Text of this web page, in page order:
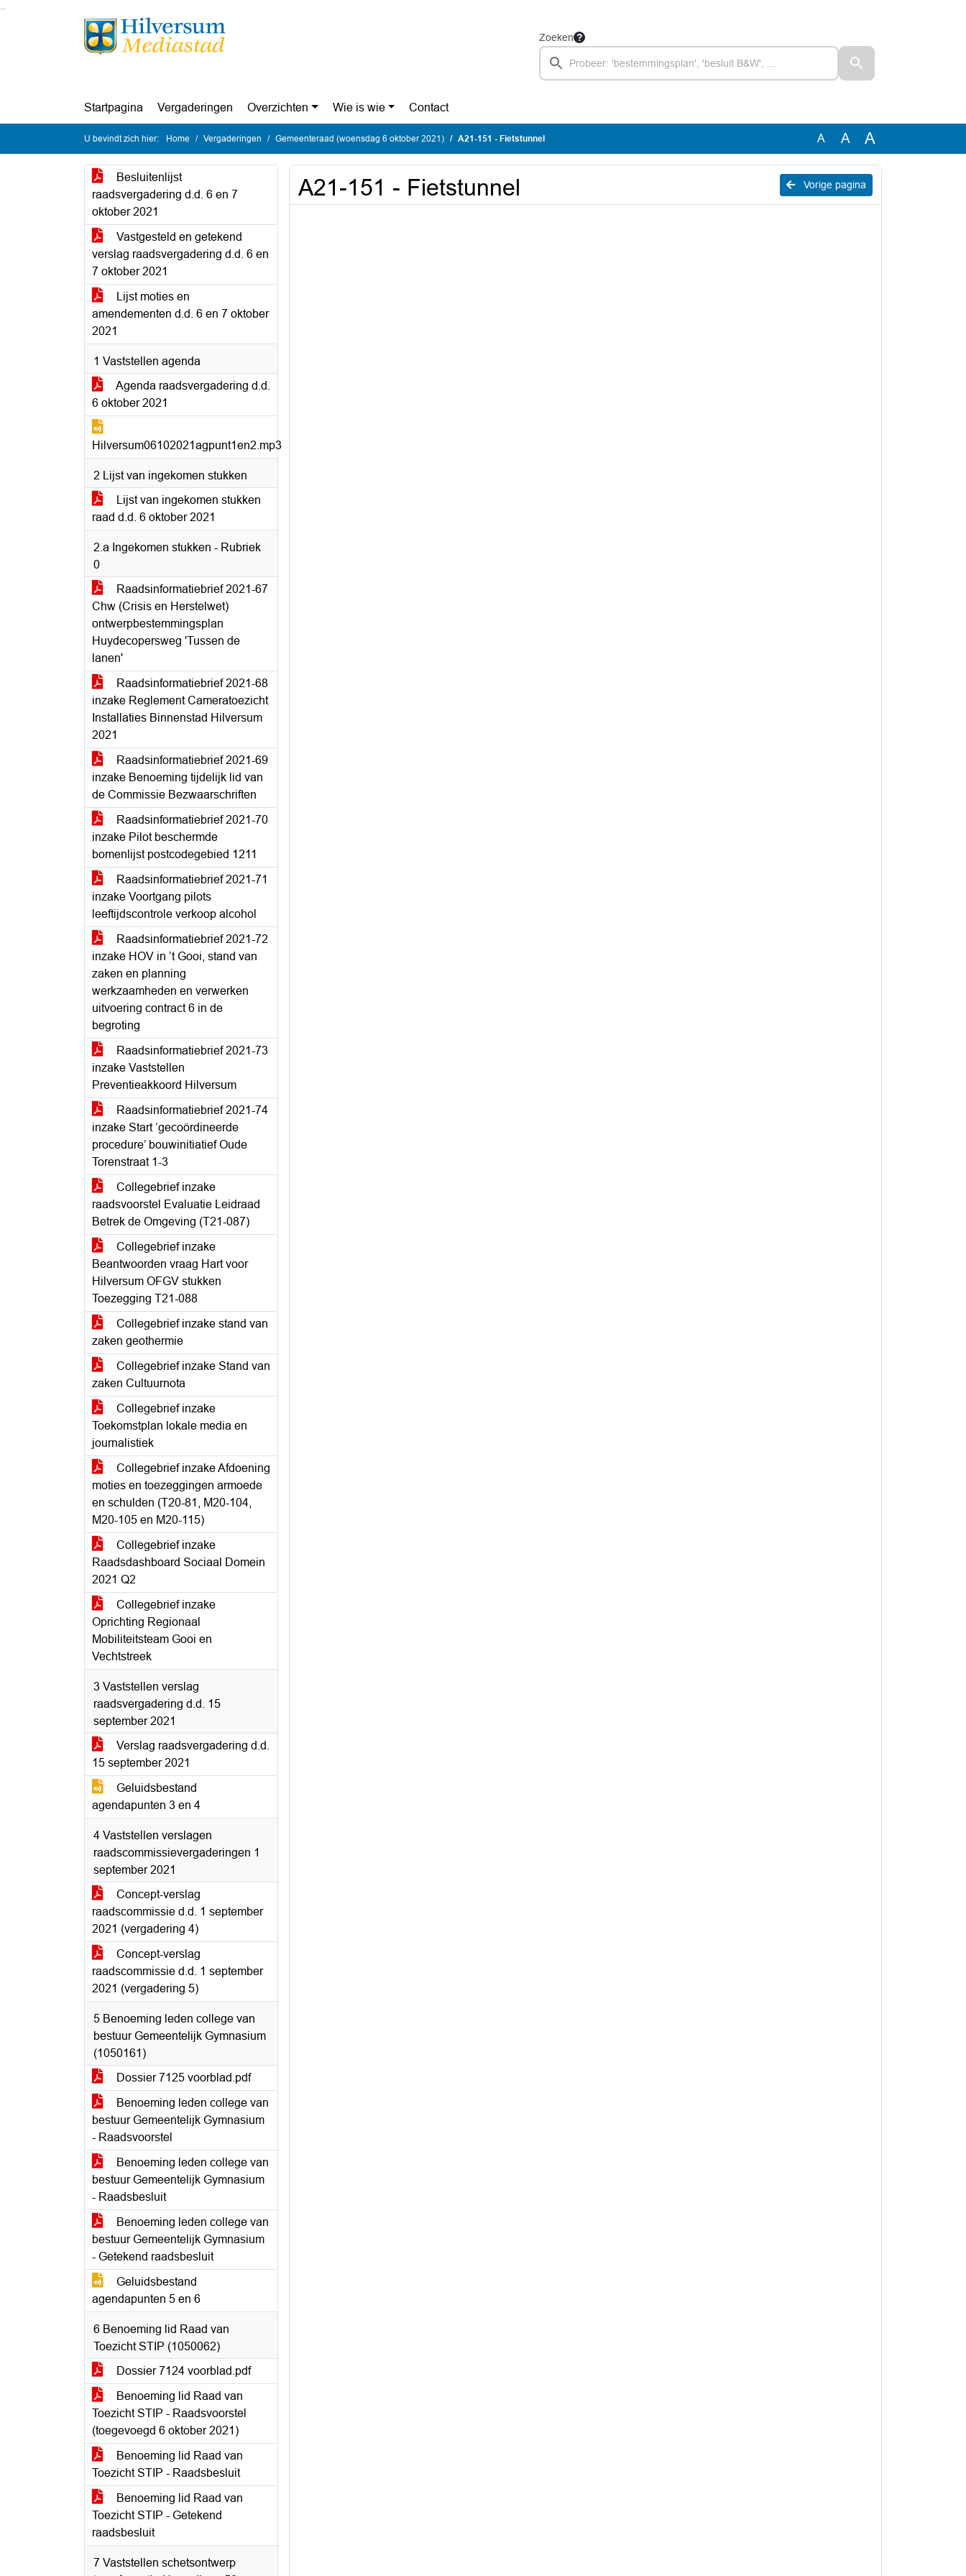
Ga naar de inhoud van deze pagina
Ga naar het zoeken
Ga naar het menu
Zoeken
Startpagina Vergaderingen Overzichten Wie is wie Contact
U bevindt zich hier: Home Vergaderingen Gemeenteraad (woensdag 6 oktober 2021) A21-151 - Fietstunnel A A A
Besluitenlijst
raadsvergadering d.d. 6 en 7
oktober 2021
Vastgesteld en getekend
verslag raadsvergadering d.d. 6 en
7 oktober 2021
Lijst moties en
amendementen d.d. 6 en 7 oktober
2021
1 Vaststellen agenda
Agenda raadsvergadering d.d.
6 oktober 2021
Hilversum06102021agpunt1en2.mp3
2 Lijst van ingekomen stukken
Lijst van ingekomen stukken
raad d.d. 6 oktober 2021
2.a Ingekomen stukken - Rubriek
0
Raadsinformatiebrief 2021-67
Chw (Crisis en Herstelwet)
ontwerpbestemmingsplan
Huydecopersweg 'Tussen de
lanen'
Raadsinformatiebrief 2021-68
inzake Reglement Cameratoezicht
Installaties Binnenstad Hilversum
2021
Raadsinformatiebrief 2021-69
inzake Benoeming tijdelijk lid van
de Commissie Bezwaarschriften
Raadsinformatiebrief 2021-70
inzake Pilot beschermde
bomenlijst postcodegebied 1211
Raadsinformatiebrief 2021-71
inzake Voortgang pilots
leeftijdscontrole verkoop alcohol
Raadsinformatiebrief 2021-72
inzake HOV in ’t Gooi, stand van
zaken en planning
werkzaamheden en verwerken
uitvoering contract 6 in de
begroting
Raadsinformatiebrief 2021-73
inzake Vaststellen
Preventieakkoord Hilversum
Raadsinformatiebrief 2021-74
inzake Start ‘gecoördineerde
procedure’ bouwinitiatief Oude
Torenstraat 1-3
Collegebrief inzake
raadsvoorstel Evaluatie Leidraad
Betrek de Omgeving (T21-087)
Collegebrief inzake
Beantwoorden vraag Hart voor
Hilversum OFGV stukken
Toezegging T21-088
Collegebrief inzake stand van
zaken geothermie
Collegebrief inzake Stand van
zaken Cultuurnota
Collegebrief inzake
Toekomstplan lokale media en
journalistiek
Collegebrief inzake Afdoening
moties en toezeggingen armoede
en schulden (T20-81, M20-104,
M20-105 en M20-115)
Collegebrief inzake
Raadsdashboard Sociaal Domein
2021 Q2
Collegebrief inzake
Oprichting Regionaal
Mobiliteitsteam Gooi en
Vechtstreek
3 Vaststellen verslag
raadsvergadering d.d. 15
september 2021
Verslag raadsvergadering d.d.
15 september 2021
Geluidsbestand
agendapunten 3 en 4
4 Vaststellen verslagen
raadscommissievergaderingen 1
september 2021
Concept-verslag
raadscommissie d.d. 1 september
2021 (vergadering 4)
Concept-verslag
raadscommissie d.d. 1 september
2021 (vergadering 5)
5 Benoeming leden college van
bestuur Gemeentelijk Gymnasium
(1050161)
Dossier 7125 voorblad.pdf
Benoeming leden college van
bestuur Gemeentelijk Gymnasium
- Raadsvoorstel
Benoeming leden college van
bestuur Gemeentelijk Gymnasium
- Raadsbesluit
Benoeming leden college van
bestuur Gemeentelijk Gymnasium
- Getekend raadsbesluit
Geluidsbestand
agendapunten 5 en 6
6 Benoeming lid Raad van
Toezicht STIP (1050062)
Dossier 7124 voorblad.pdf
Benoeming lid Raad van
Toezicht STIP - Raadsvoorstel
(toegevoegd 6 oktober 2021)
Benoeming lid Raad van
Toezicht STIP - Raadsbesluit
Benoeming lid Raad van
Toezicht STIP - Getekend
raadsbesluit
7 Vaststellen schetsontwerp
Vorige pagina
A21-151 - Fietstunnel